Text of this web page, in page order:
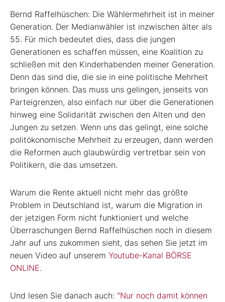
Bernd Raffelhüschen: Die Wählermehrheit ist in meiner
Generation. Der Medianwähler ist inzwischen älter als
55. Für mich bedeutet dies, dass die jungen
Generationen es schaffen müssen, eine Koalition zu
schließen mit den Kinderhabenden meiner Generation.
Denn das sind die, die sie in eine politische Mehrheit
bringen können. Das muss uns gelingen, jenseits von
Parteigrenzen, also einfach nur über die Generationen
hinweg eine Solidarität zwischen den Alten und den
Jungen zu setzen. Wenn uns das gelingt, eine solche
politökonomische Mehrheit zu erzeugen, dann werden
die Reformen auch glaubwürdig vertretbar sein von
Politikern, die das umsetzen.
Warum die Rente aktuell nicht mehr das größte
Problem in Deutschland ist, warum die Migration in
der jetzigen Form nicht funktioniert und welche
Überraschungen Bernd Raffelhüschen noch in diesem
Jahr auf uns zukommen sieht, das sehen Sie jetzt im
neuen Video auf unserem Youtube-Kanal BÖRSE
ONLINE.
Und lesen Sie danach auch: "Nur noch damit können